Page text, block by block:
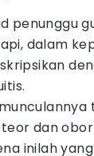
penunggu
dalam
dan
inilah